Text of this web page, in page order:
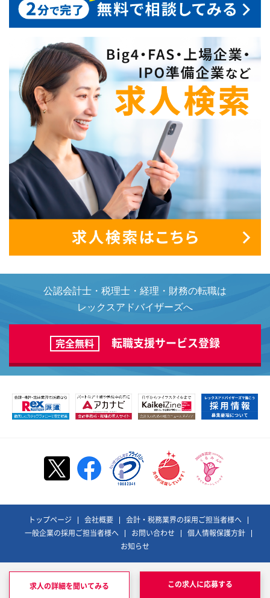
求人の詳細を聞いてみる この求人に応募する
公認会計士・税理士・経理・財務の転職は
レックスアドバイザーズへ
完全無料 転職支援サービス登録
トップページ 会社概要
会計・税務業界の採用ご担当者様へ
一般企業の採用ご担当者様へ
お問い合わせ
個人情報保護方針
お知らせ
レックスアドバイザーズおよびそのロゴは、